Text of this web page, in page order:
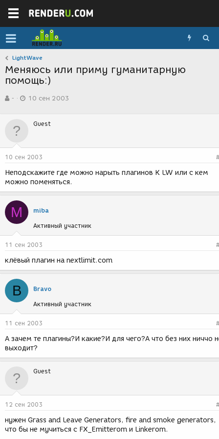
LightWave
Меняюсь или приму гуманитарную
помощь:)
в
р
м
-
а
д
н
и
10 сен 2003
Guest
10 сен 2003
Неподскажите где можно нарыть плагинов К LW или с кем
можно поменяться.
M miba
Активный участник
11 сен 2003
клёвый плагин на nextlimit.com
B Bravo
Активный участник
11 сен 2003
А зачем те плагины?И какие?И для чего?А что без них ниччо
выходит?
Guest
12 сен 2003
нужен Grass and Leave Generators, fire and smoke generators,
что бы не мучиться с FX_Emitterom и Linkerom.